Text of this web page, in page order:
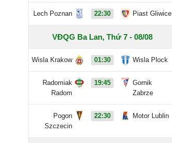
Lech Poznan 22:30 Piast Gliwice
VĐQG Ba Lan, Thứ 7 - 08/08
Wisla Krakow 01:30 Wisla Plock
Radomiak
Radom
19:45
Gornik
Zabrze
Pogon
Szczecin
22:30 Motor Lublin